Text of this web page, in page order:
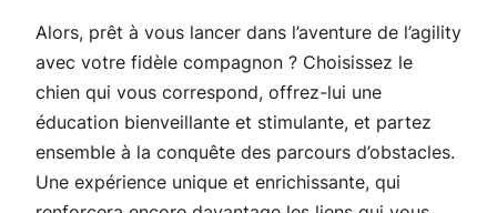
Alors, prêt à vous lancer dans l’aventure de l’agility
avec votre fidèle compagnon ? Choisissez le
chien qui vous correspond, offrez-lui une
éducation bienveillante et stimulante, et partez
ensemble à la conquête des parcours d’obstacles.
Une expérience unique et enrichissante, qui